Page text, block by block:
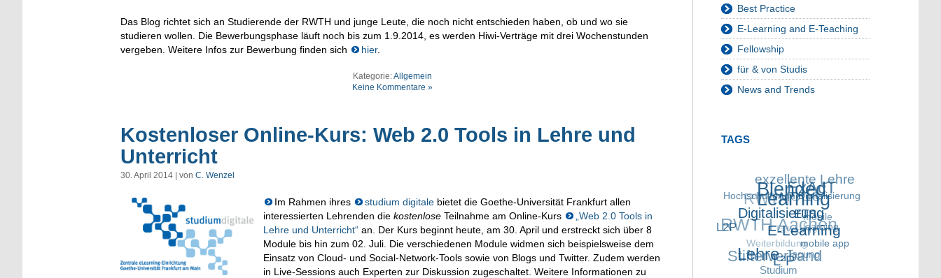
Das Blog richtet sich an Studierende der RWTH und junge Leute, die noch nicht entschieden haben, ob und wo sie
studieren wollen. Die Bewerbungsphase läuft noch bis zum 1.9.2014, es werden Hiwi-Verträge mit drei Wochenstunden
vergeben. Weitere Infos zur Bewerbung finden sich
hier.
Kategorie:Allgemein
Keine Kommentare »
Kostenloser Online-Kurs: Web 2.0 Tools in Lehre und
Unterricht
30. April 2014 | von C. Wenzel
Im Rahmen ihres studium digitale bietet die Goethe-Universität Frankfurt allen
interessierten Lehrenden die kostenlose Teilnahme am Online-Kurs
„Web 2.0 Tools in
Lehre und Unterricht“ an. Der Kurs beginnt heute, am 30. April und erstreckt sich über 8
Module bis hin zum 02. Juli. Die verschiedenen Module widmen sich beispielsweise dem
Einsatz von Cloud- und Social-Network-Tools sowie von Blogs und Twitter. Zudem werden
in Live-Sessions auch Experten zur Diskussion zugeschaltet. Weitere Informationen zu
Best Practice
E-Learning and E-Teaching
Fellowship
für & von Studis
News and Trends
TAGS
Blended
Learning
Digitalisierung
E-Learning
ETS
ExAcT
exzellente Lehre
Hochschulforum
Digitalisierung
L2P
Lehre
L²P
mobile app
mobile
learning
MOOC
RWTH
RWTH Aachen
Stifterverband
Studium
Tagung
Talk Lehre
Weiterbildung